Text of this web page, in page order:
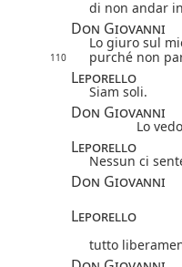
di non andar
Don Giovanni
Lo giuro sul
110 purché non
Leporello
Siam soli.
Don Giovanni
Lo
Leporello
Nessun ci
Don Giovanni
Leporello
tutto